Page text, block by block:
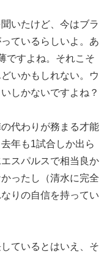
いたけど、今はブラ
ているらしいよ。あ
ですよね。それこそ
いかもしれない。ウ
しかないですよね？
代わりが務まる才能
年も1試合しか出ら
スパルスで相当良か
ったし（清水に完全
りの自信を持ってい
ているとはいえ、そ